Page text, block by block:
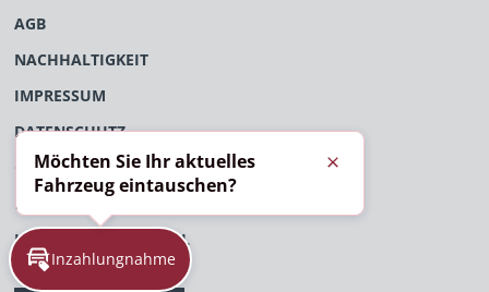
AGB
NACHHALTIGKEIT
IMPRESSUM
DATENSCHUTZ
ÖFFENTLICHES VERFAHRENSVERZEICHNIS
EU-DATENVERORDNUNG
HINWEISGEBERPORTAL
Inzahlungnahme
Möchten Sie Ihr aktuelles
Fahrzeug eintauschen?
Schließen